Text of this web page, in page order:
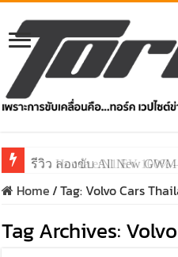
รีวิว ลองขับ All New
Home/Tag:Volvo Cars
Tag Archives: